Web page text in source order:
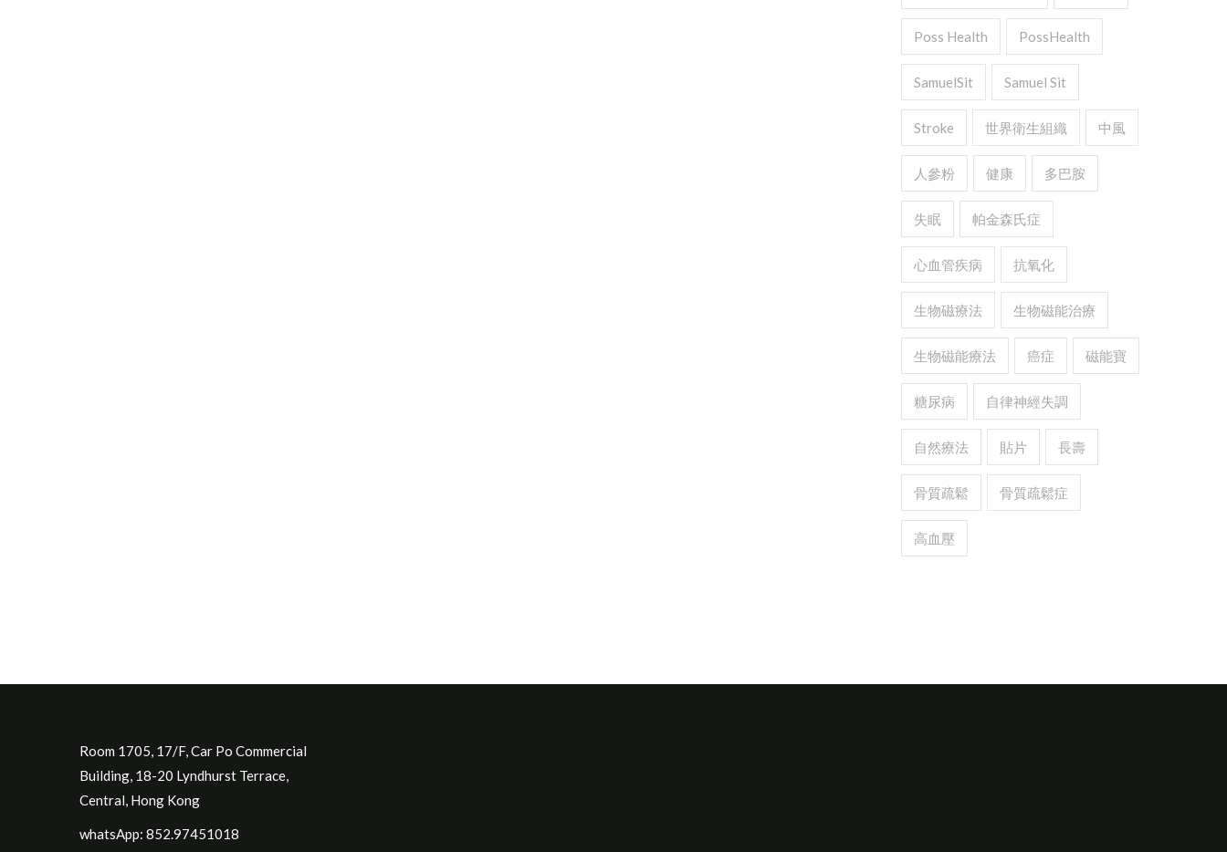
Poss Health PossHealth
SamuelSit Samuel Sit
Stroke 世界衛生組織 中風
人參粉 健康 多巴胺
失眠 帕金森氏症
心血管疾病 抗氧化
生物磁療法 生物磁能治療
生物磁能療法 癌症 磁能寶
糖尿病 自律神經失調
自然療法 貼片 長壽
骨質疏鬆 骨質疏鬆症
高血壓
Room 1705, 17/F, Car Po Commercial
Building, 18-20 Lyndhurst Terrace,
Central, Hong Kong
whatsApp: 852.97451018